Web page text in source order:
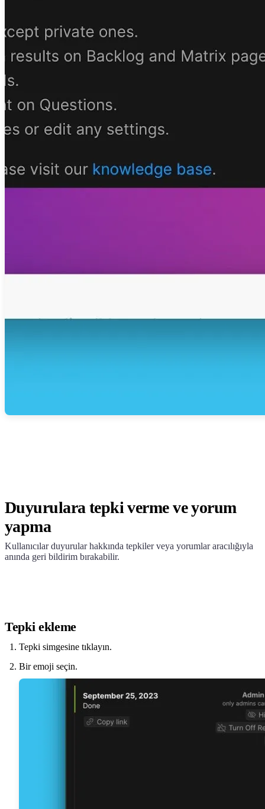
Duyurulara tepki verme ve yorum
yapma
Kullanıcılar duyurular hakkında tepkiler veya yorumlar aracılığıyla
anında geri bildirim bırakabilir.
Tepki ekleme
Tepki simgesine tıklayın.
Bir emoji seçin.